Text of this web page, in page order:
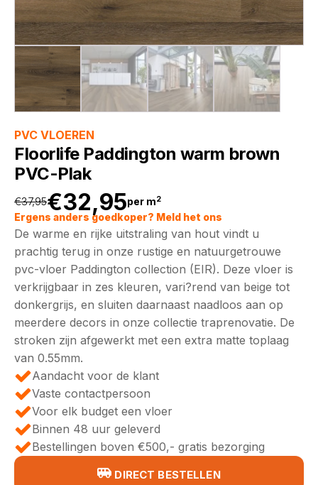
PVC VLOEREN
Floorlife Paddington warm brown
PVC-Plak
€37,95
Oorspronkelijke
prijs
was:
€37,95.
€32,95
Huidige
prijs
is:
€32,95.
per m2
Ergens anders goedkoper? Meld het ons
De warme en rijke uitstraling van hout vindt u
prachtig terug in onze rustige en natuurgetrouwe
pvc-vloer Paddington collection (EIR). Deze vloer is
verkrijgbaar in zes kleuren, vari?rend van beige tot
donkergrijs, en sluiten daarnaast naadloos aan op
meerdere decors in onze collectie traprenovatie. De
stroken zijn afgewerkt met een extra matte toplaag
van 0.55mm.
Aandacht voor de klant
Vaste contactpersoon
Voor elk budget een vloer
Binnen 48 uur geleverd
Bestellingen boven €500,- gratis bezorging
DIRECT BESTELLEN